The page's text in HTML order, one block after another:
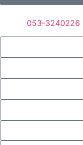
053-3240226